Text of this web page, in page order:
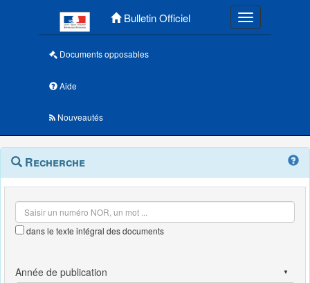
Bulletin Officiel Toggle
Documents opposables
Aide
Nouveautés
Navigation
outils
Menu
contextuel
Recherche
dans le texte intégral des documents